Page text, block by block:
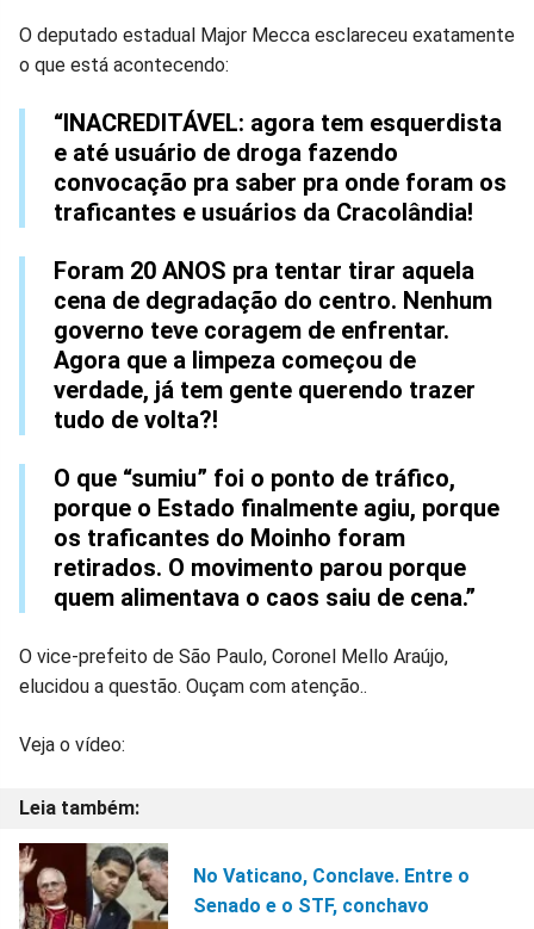
O deputado estadual Major Mecca esclareceu exatamente
o que está acontecendo:
“INACREDITÁVEL: agora tem esquerdista
e até usuário de droga fazendo
convocação pra saber pra onde foram os
traficantes e usuários da Cracolândia!⠀
Foram 20 ANOS pra tentar tirar aquela
cena de degradação do centro. Nenhum
governo teve coragem de enfrentar.
Agora que a limpeza começou de
verdade, já tem gente querendo trazer
tudo de volta?!
O que “sumiu” foi o ponto de tráfico,
porque o Estado finalmente agiu, porque
os traficantes do Moinho foram
retirados. O movimento parou porque
quem alimentava o caos saiu de cena.”
O vice-prefeito de São Paulo, Coronel Mello Araújo,
elucidou a questão. Ouçam com atenção..
Veja o vídeo:
No Vaticano, Conclave. Entre o
Senado e o STF, conchavo